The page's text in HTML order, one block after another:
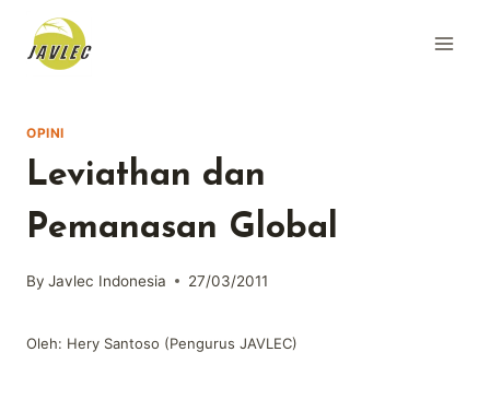
content
OPINI
Leviathan dan
Pemanasan Global
By Javlec Indonesia 27/03/2011
Oleh: Hery Santoso (Pengurus JAVLEC)